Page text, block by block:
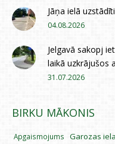
Jāņa ielā
04.08.2026
Jelgavā sakopj
laikā uzkrājušos
31.07.2026
BIRKU MĀKONIS
Apgaismojums Garozas iela